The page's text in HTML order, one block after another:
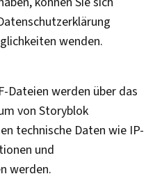
wenden.
Dateien werden über das
von Storyblok
technische Daten wie IP-
und
werden.